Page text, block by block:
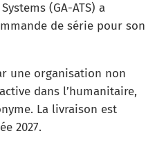
(GA-ATS) a
de série pour son
une organisation non
dans l’humanitaire,
La livraison est
2027.